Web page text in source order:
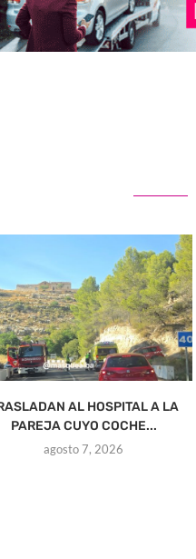
AL HOSPITAL A LA
PAREJA CUYO COCHE...
agosto 7, 2026